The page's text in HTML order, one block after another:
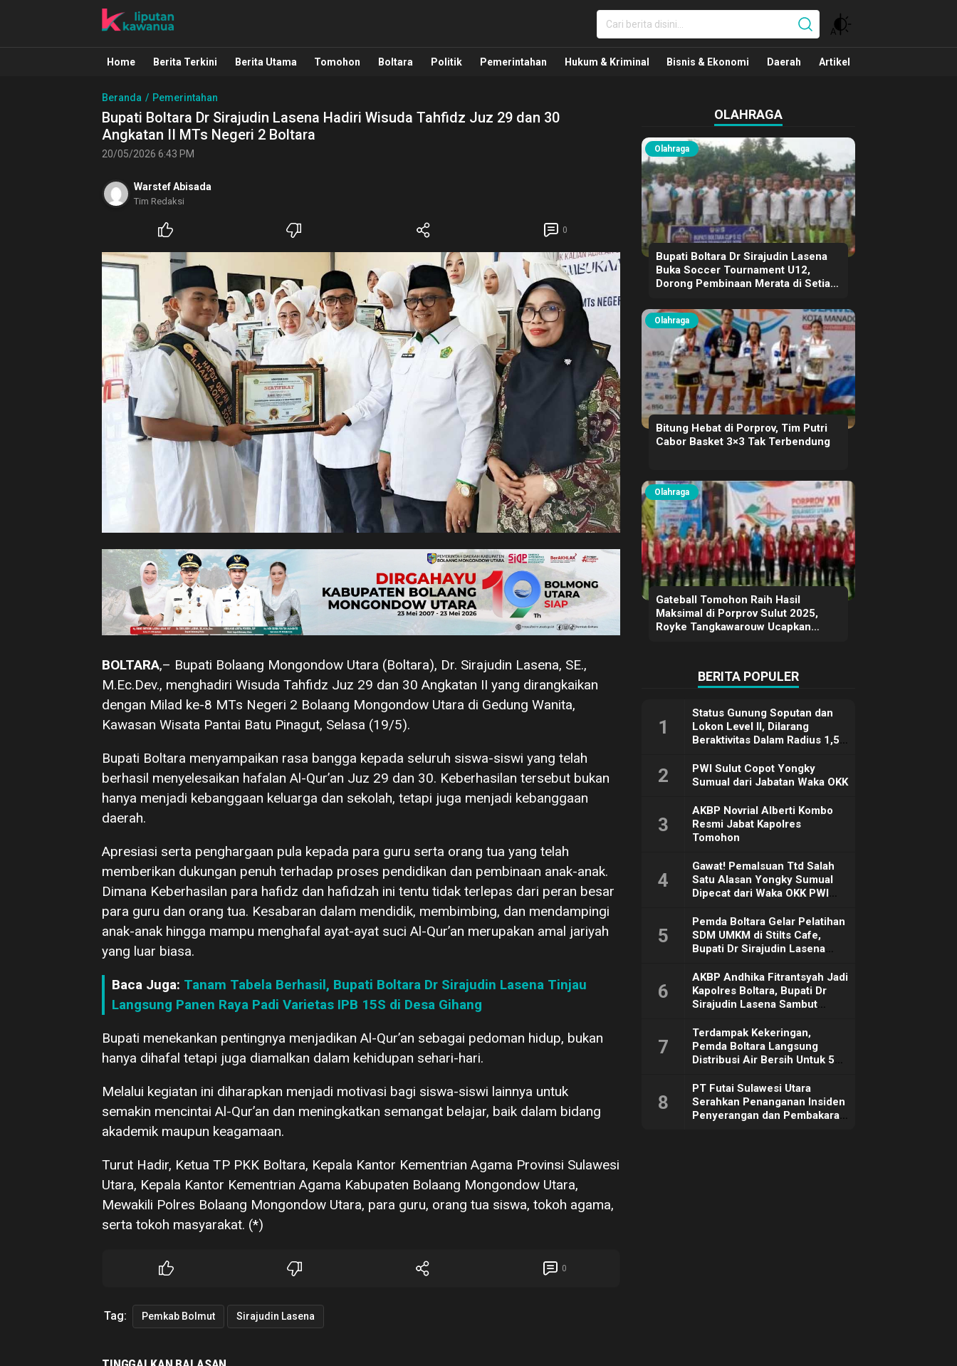
Liputan Kawanua
Berita Manado, Sulawesi Utara, Kawanua, Politik, Pemerintahan, Hukum Kriminal dan Nasional
Home Berita Terkini Berita Utama Tomohon Boltara Politik Pemerintahan Hukum & Kriminal Bisnis & Ekonomi Daerah Artikel
Beranda Pemerintahan
Bupati Boltara Dr Sirajudin Lasena Hadiri Wisuda Tahfidz Juz 29 dan 30
Angkatan II MTs Negeri 2 Boltara
20/05/2026 6:43 PM
Warstef Abisada
Tim Redaksi
0
BOLTARA,– Bupati Bolaang Mongondow Utara (Boltara), Dr. Sirajudin Lasena, SE.,
M.Ec.Dev., menghadiri Wisuda Tahfidz Juz 29 dan 30 Angkatan II yang dirangkaikan
dengan Milad ke-8 MTs Negeri 2 Bolaang Mongondow Utara di Gedung Wanita,
Kawasan Wisata Pantai Batu Pinagut, Selasa (19/5).
Bupati Boltara menyampaikan rasa bangga kepada seluruh siswa-siswi yang telah
berhasil menyelesaikan hafalan Al-Qur’an Juz 29 dan 30. Keberhasilan tersebut bukan
hanya menjadi kebanggaan keluarga dan sekolah, tetapi juga menjadi kebanggaan
daerah.
Apresiasi serta penghargaan pula kepada para guru serta orang tua yang telah
memberikan dukungan penuh terhadap proses pendidikan dan pembinaan anak-anak.
Dimana Keberhasilan para hafidz dan hafidzah ini tentu tidak terlepas dari peran besar
para guru dan orang tua. Kesabaran dalam mendidik, membimbing, dan mendampingi
anak-anak hingga mampu menghafal ayat-ayat suci Al-Qur’an merupakan amal jariyah
yang luar biasa.
Baca Juga: Tanam Tabela Berhasil, Bupati Boltara Dr Sirajudin Lasena Tinjau
Langsung Panen Raya Padi Varietas IPB 15S di Desa Gihang
Bupati menekankan pentingnya menjadikan Al-Qur’an sebagai pedoman hidup, bukan
hanya dihafal tetapi juga diamalkan dalam kehidupan sehari-hari.
Melalui kegiatan ini diharapkan menjadi motivasi bagi siswa-siswi lainnya untuk
semakin mencintai Al-Qur’an dan meningkatkan semangat belajar, baik dalam bidang
akademik maupun keagamaan.
Turut Hadir, Ketua TP PKK Boltara, Kepala Kantor Kementrian Agama Provinsi Sulawesi
Utara, Kepala Kantor Kementrian Agama Kabupaten Bolaang Mongondow Utara,
Mewakili Polres Bolaang Mongondow Utara, para guru, orang tua siswa, tokoh agama,
serta tokoh masyarakat. (*)
0
Tag: Pemkab Bolmut Sirajudin Lasena
OLAHRAGA
Olahraga
Bupati Boltara Dr Sirajudin Lasena
Buka Soccer Tournament U12,
Dorong Pembinaan Merata di Setiap
Olahraga
Bitung Hebat di Porprov, Tim Putri
Cabor Basket 3×3 Tak Terbendung
Olahraga
Gateball Tomohon Raih Hasil
Maksimal di Porprov Sulut 2025,
Royke Tangkawarouw Ucapkan
BERITA POPULER
1
Status Gunung Soputan dan
Lokon Level II, Dilarang
Beraktivitas Dalam Radius 1,5
2
PWI Sulut Copot Yongky
Sumual dari Jabatan Waka OKK
3
AKBP Novrial Alberti Kombo
Resmi Jabat Kapolres
Tomohon
4
Gawat! Pemalsuan Ttd Salah
Satu Alasan Yongky Sumual
Dipecat dari Waka OKK PWI
5
Pemda Boltara Gelar Pelatihan
SDM UMKM di Stilts Cafe,
Bupati Dr Sirajudin Lasena
Dorong Ekonomi Daerah
6
AKBP Andhika Fitrantsyah Jadi
Kapolres Boltara, Bupati Dr
Sirajudin Lasena Sambut
7
Terdampak Kekeringan,
Pemda Boltara Langsung
Distribusi Air Bersih Untuk 50
8
PT Futai Sulawesi Utara
Serahkan Penanganan Insiden
Penyerangan dan Pembakaran